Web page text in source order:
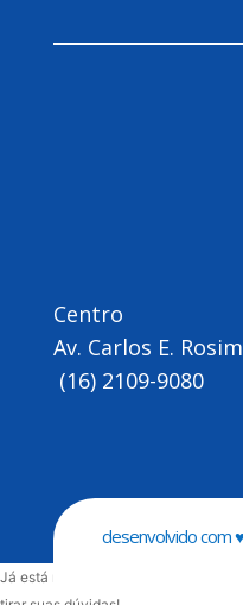
Centro
Av. Carlos E.
(16) 2109-9080
desenvolvido com
Já está na página do produto, é só